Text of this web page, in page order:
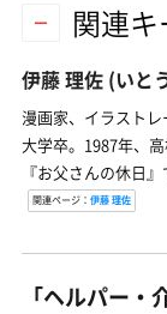
関連
伊藤 理佐 (いと
漫画家、イラスト
大学卒。1987年、
『お父さんの休日
関連ページ： 伊藤 理佐
「ヘルパー